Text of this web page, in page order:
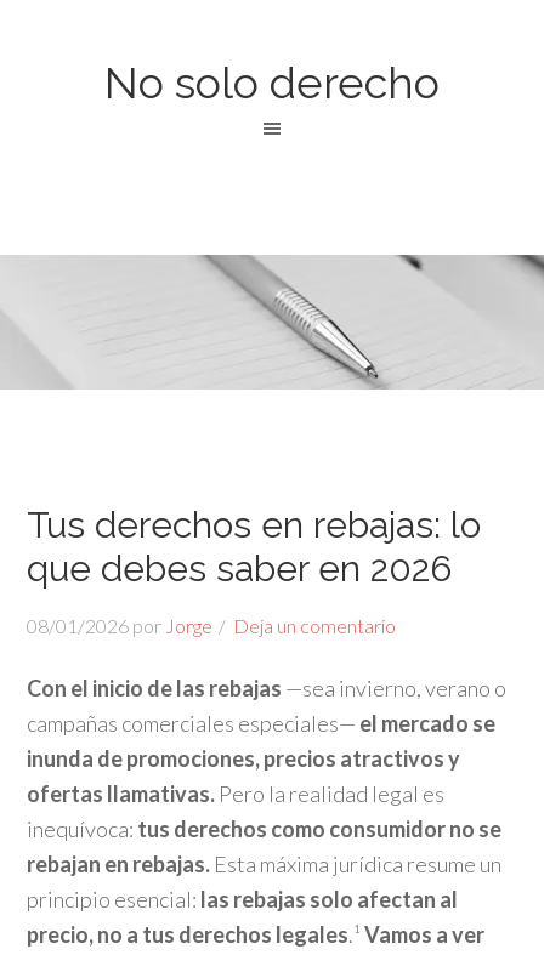
No solo derecho
Tus derechos en rebajas: lo
que debes saber en 2026
08/01/2026 por Jorge Deja un comentario
Con el inicio de las rebajas —sea invierno, verano o
campañas comerciales especiales— el mercado se
inunda de promociones, precios atractivos y
ofertas llamativas. Pero la realidad legal es
inequívoca: tus derechos como consumidor no se
rebajan en rebajas. Esta máxima jurídica resume un
principio esencial: las rebajas solo afectan al
precio, no a tus derechos legales.¹Vamos a ver